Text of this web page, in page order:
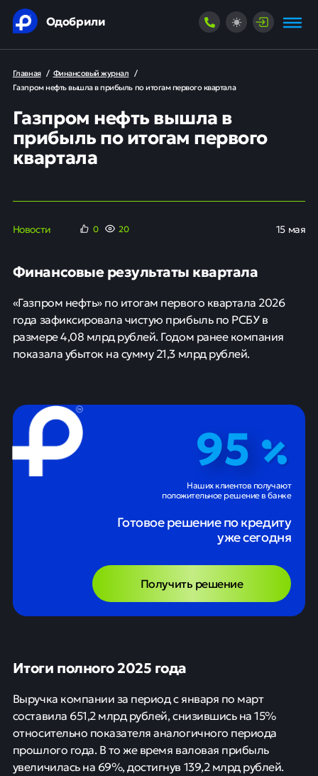
Одобрили
Главная / Финансовый журнал /
Газпром нефть вышла в прибыль по итогам первого квартала
Газпром нефть вышла в
прибыль по итогам первого
квартала
Новости 0 20 15 мая
Финансовые результаты квартала
«Газпром нефть» по итогам первого квартала 2026
года зафиксировала чистую прибыль по РСБУ в
размере 4,08 млрд рублей. Годом ранее компания
показала убыток на сумму 21,3 млрд рублей.
95
Наших клиентов получают
положительное решение в банке
Готовое решение по кредиту
уже сегодня
Получить решение
Итоги полного 2025 года
Выручка компании за период с января по март
составила 651,2 млрд рублей, снизившись на 15%
относительно показателя аналогичного периода
прошлого года. В то же время валовая прибыль
увеличилась на 69%, достигнув 139,2 млрд рублей.